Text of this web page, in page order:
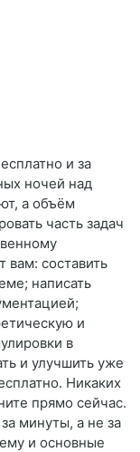
и за
ночей над
а объём
часть задач
вам: составить
написать
и
в
и улучшить уже
Никаких
прямо сейчас.
минуты, а не за
и основные